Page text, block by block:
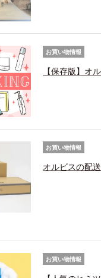
お買い物情報
【保存版】オ
お買い物情報
オルビスの配
お買い物情報